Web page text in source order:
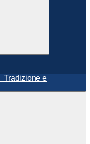
Tradizione e